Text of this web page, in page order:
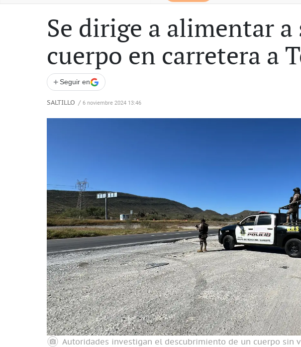
Se dirige a alimentar
cuerpo en carretera a
+ Seguir en
SALTILLO / 6 noviembre 2024 13:46
Autoridades investigan el descubrimiento de un cuerpo sin